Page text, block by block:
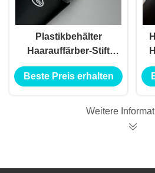
Plastikbehälter
Haarauffärber-Stift
Verpackung mit
rotierendem
individuellem Logo-
Beste Preis erhalten
Weitere